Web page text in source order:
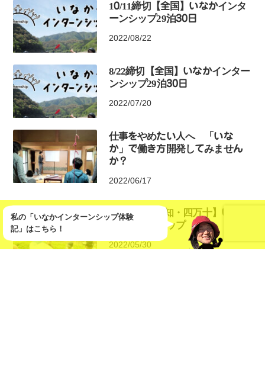
10/11締切【全国】いなかインタ
ーンシップ29泊30日
2022/08/22
8/22締切【全国】いなかインター
ンシップ29泊30日
2022/07/20
仕事をやめたい人へ 「いな
か」で働き方開発してみません
か？
2022/06/17
6/27締切【高知・四万十】いなか
インターンシップ
2022/05/30
私の「いなかインターンシップ体験
記」はこちら！